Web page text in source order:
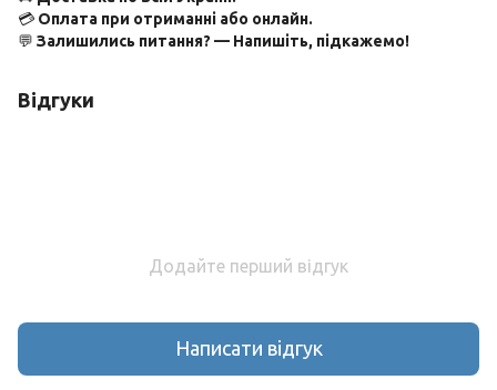
💳 Оплата при отриманні або онлайн.
💬 Залишились питання? — Напишіть, підкажемо!
Відгуки
Додайте перший відгук
Написати відгук